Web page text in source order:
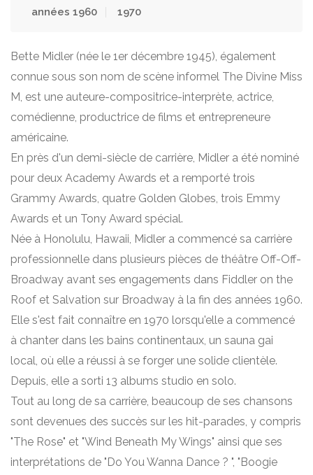
années 1960
1970
Bette Midler (née le 1er décembre 1945), également
connue sous son nom de scène informel The Divine Miss
M, est une auteure-compositrice-interprète, actrice,
comédienne, productrice de films et entrepreneure
américaine.
En près d'un demi-siècle de carrière, Midler a été nominé
pour deux Academy Awards et a remporté trois
Grammy Awards, quatre Golden Globes, trois Emmy
Awards et un Tony Award spécial.
Née à Honolulu, Hawaii, Midler a commencé sa carrière
professionnelle dans plusieurs pièces de théâtre Off-Off-
Broadway avant ses engagements dans Fiddler on the
Roof et Salvation sur Broadway à la fin des années 1960.
Elle s'est fait connaître en 1970 lorsqu'elle a commencé
à chanter dans les bains continentaux, un sauna gai
local, où elle a réussi à se forger une solide clientèle.
Depuis, elle a sorti 13 albums studio en solo.
Tout au long de sa carrière, beaucoup de ses chansons
sont devenues des succès sur les hit-parades, y compris
"The Rose" et "Wind Beneath My Wings" ainsi que ses
interprétations de "Do You Wanna Dance ? ", "Boogie